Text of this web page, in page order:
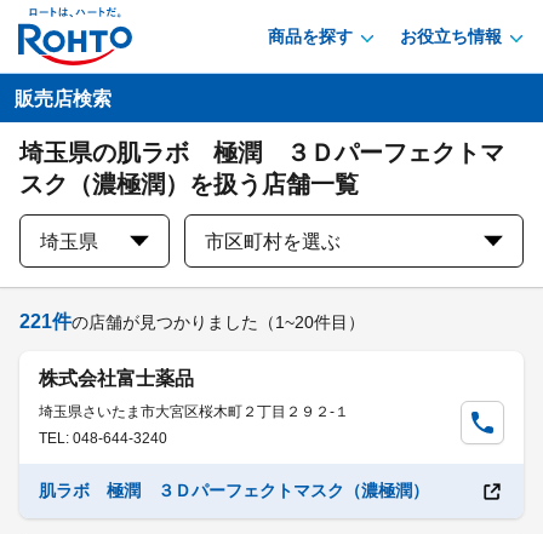
商品を探す お役立ち情報
販売店検索
埼玉県の肌ラボ 極潤 ３Ｄパーフェクトマ
スク（濃極潤）を扱う店舗一覧
埼玉県 市区町村を選ぶ
221件の店舗が見つかりました （1~20件目）
株式会社富士薬品
埼玉県さいたま市大宮区桜木町２丁目２９２-１
TEL: 048-644-3240
肌ラボ 極潤 ３Ｄパーフェクトマスク（濃極潤）